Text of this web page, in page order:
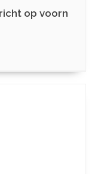
op voorn